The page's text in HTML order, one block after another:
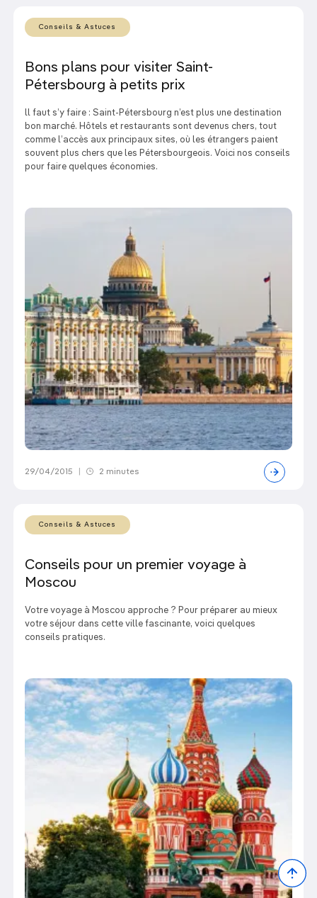
Conseils & Astuces
Bons plans pour visiter Saint-
Pétersbourg à petits prix
ll faut s’y faire : Saint-Pétersbourg n’est plus une destination
bon marché. Hôtels et restaurants sont devenus chers, tout
comme l’accès aux principaux sites, où les étrangers paient
souvent plus chers que les Pétersbourgeois. Voici nos conseils
pour faire quelques économies.
29/04/2015 2 minutes
Conseils & Astuces
Conseils pour un premier voyage à
Moscou
Votre voyage à Moscou approche ? Pour préparer au mieux
votre séjour dans cette ville fascinante, voici quelques
conseils pratiques.
to